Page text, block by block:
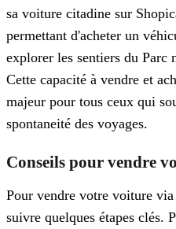
sa voiture citadine sur
permettant d'acheter un
explorer les sentiers du Parc
Cette capacité à vendre et
majeur pour tous ceux qui
spontaneité des voyages.
Conseils pour vendre
Pour vendre votre voiture
suivre quelques étapes clés.